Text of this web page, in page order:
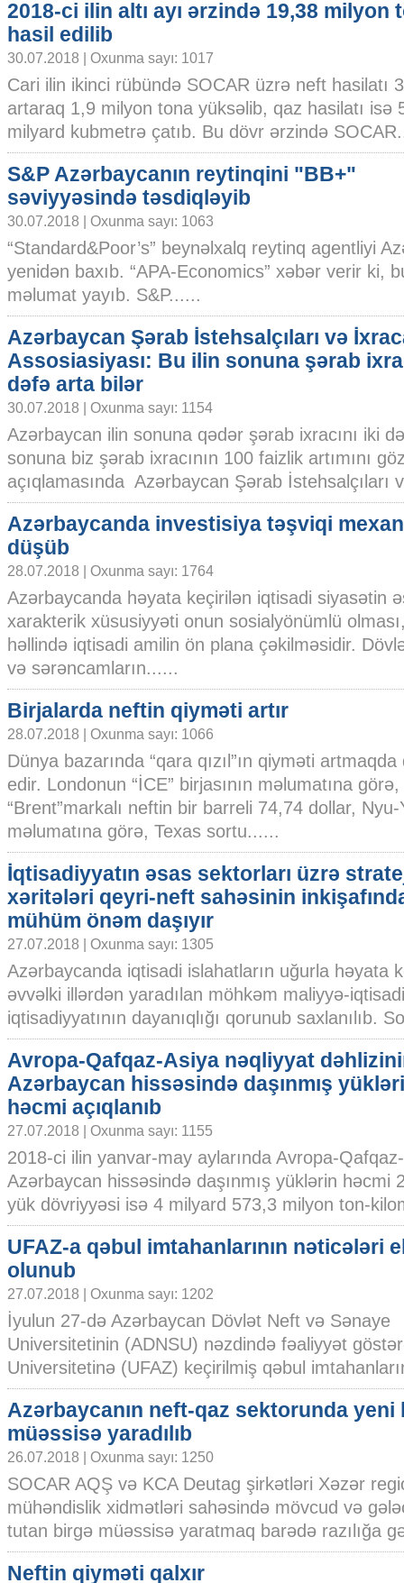
2018-ci ilin altı ayı ərzində 19,38 milyon
hasil edilib
30.07.2018 | Oxunma sayı: 1017
Cari ilin ikinci rübündə SOCAR üzrə neft hasilatı
artaraq 1,9 milyon tona yüksəlib, qaz hasilatı isə
milyard kubmetrə çatıb. Bu dövr ərzində
S&P Azərbaycanın reytinqini "BB+"
səviyyəsində təsdiqləyib
30.07.2018 | Oxunma sayı: 1063
“Standard&Poor’s” beynəlxalq reytinq agentliyi
yenidən baxıb. “APA-Economics” xəbər verir ki,
məlumat yayıb. S&P......
Azərbaycan Şərab İstehsalçıları və
Assosiasiyası: Bu ilin sonuna şərab
dəfə arta bilər
30.07.2018 | Oxunma sayı: 1154
Azərbaycan ilin sonuna qədər şərab ixracını iki
sonuna biz şərab ixracının 100 faizlik artımını
açıqlamasında Azərbaycan Şərab İstehsalçıları
Azərbaycanda investisiya təşviqi
düşüb
28.07.2018 | Oxunma sayı: 1764
Azərbaycanda həyata keçirilən iqtisadi siyasətin
xarakterik xüsusiyyəti onun sosialyönümlü
həllində iqtisadi amilin ön plana çəkilməsidir.
və sərəncamların......
Birjalarda neftin qiyməti artır
28.07.2018 | Oxunma sayı: 1066
Dünya bazarında “qara qızıl”ın qiyməti
edir. Londonun “İCE” birjasının məlumatına görə,
“Brent”markalı neftin bir barreli 74,74 dollar,
məlumatına görə, Texas sortu......
İqtisadiyyatın əsas sektorları üzrə
xəritələri qeyri-neft sahəsinin
mühüm önəm daşıyır
27.07.2018 | Oxunma sayı: 1305
Azərbaycanda iqtisadi islahatların uğurla həyata
əvvəlki illərdən yaradılan möhkəm maliyyə-
iqtisadiyyatının dayanıqlığı qorunub saxlanılıb.
Avropa-Qafqaz-Asiya nəqliyyat
Azərbaycan hissəsində daşınmış
həcmi açıqlanıb
27.07.2018 | Oxunma sayı: 1155
2018-ci ilin yanvar-may aylarında Avropa-
Azərbaycan hissəsində daşınmış yüklərin həcmi
yük dövriyyəsi isə 4 milyard 573,3 milyon ton-
UFAZ-a qəbul imtahanlarının nəticələri
olunub
27.07.2018 | Oxunma sayı: 1202
İyulun 27-də Azərbaycan Dövlət Neft və Sənaye
Universitetinin (ADNSU) nəzdində fəaliyyət
Universitetinə (UFAZ) keçirilmiş qəbul
Azərbaycanın neft-qaz sektorunda yeni
müəssisə yaradılıb
26.07.2018 | Oxunma sayı: 1250
SOCAR AQŞ və KCA Deutag şirkətləri Xəzər
mühəndislik xidmətləri sahəsində mövcud və
tutan birgə müəssisə yaratmaq barədə razılığa
Neftin qiyməti qalxır